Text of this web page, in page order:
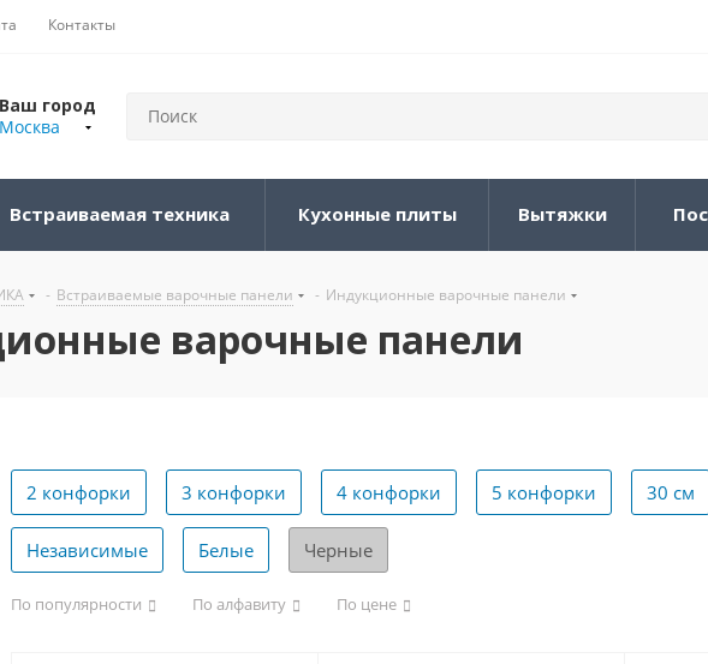
Контакты
Ваш город
Москва
Встраиваемая техника Кухонные плиты Вытяжки
- Встраиваемые варочные панели - Индукционные варочные панели
варочные панели
2 конфорки 3 конфорки 4 конфорки 5 конфорки 30 см
Независимые Белые Черные
По популярности По алфавиту По цене